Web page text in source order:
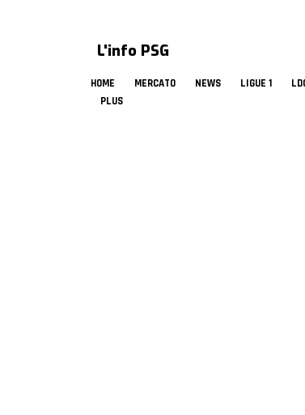
L'info PSG
HOME MERCATO NEWS LIGUE 1
PLUS